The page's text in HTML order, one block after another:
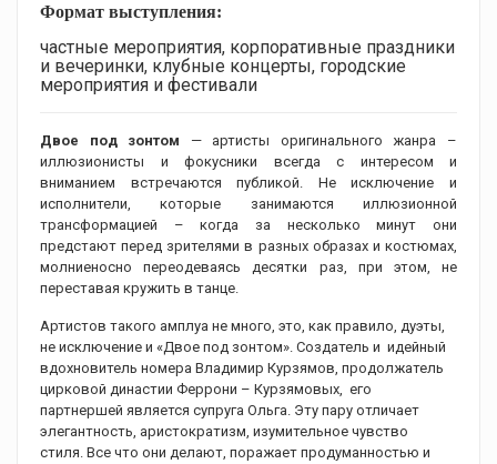
Формат выступления:
частные мероприятия, корпоративные праздники
и вечеринки, клубные концерты, городские
мероприятия и фестивали
Двое под зонтом — артисты оригинального жанра –
иллюзионисты и фокусники всегда с интересом и
вниманием встречаются публикой. Не исключение и
исполнители, которые занимаются иллюзионной
трансформацией – когда за несколько минут они
предстают перед зрителями в разных образах и костюмах,
молниеносно переодеваясь десятки раз, при этом, не
переставая кружить в танце.
Артистов такого амплуа не много, это, как правило, дуэты,
не исключение и «Двое под зонтом». Создатель и идейный
вдохновитель номера Владимир Курзямов, продолжатель
цирковой династии Феррони – Курзямовых, его
партнершей является супруга Ольга. Эту пару отличает
элегантность, аристократизм, изумительное чувство
стиля. Все что они делают, поражает продуманностью и